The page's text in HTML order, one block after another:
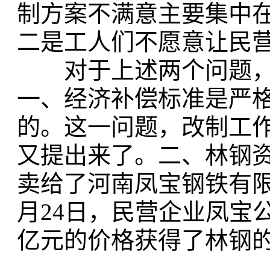
制方案不满意主要集中
二是工人们不愿意让民
对于上述两个问题，
一、经济补偿标准是严
的。这一问题，改制工
又提出来了。二、林钢
卖给了河南凤宝钢铁有
月24日，民营企业凤宝
亿元的价格获得了林钢